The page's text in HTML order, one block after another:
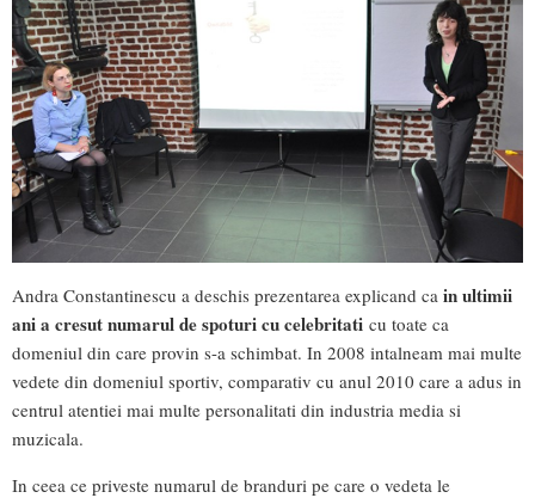
Andra Constantinescu a deschis prezentarea explicand ca in ultimii
ani a cresut numarul de spoturi cu celebritati cu toate ca
domeniul din care provin s-a schimbat. In 2008 intalneam mai multe
vedete din domeniul sportiv, comparativ cu anul 2010 care a adus in
centrul atentiei mai multe personalitati din industria media si
muzicala.
In ceea ce priveste numarul de branduri pe care o vedeta le